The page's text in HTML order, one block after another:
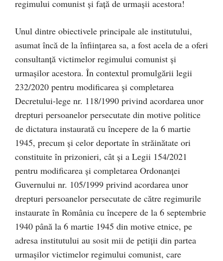
regimului comunist și față de urmașii acestora!
Unul dintre obiectivele principale ale institutului,
asumat încă de la înființarea sa, a fost acela de a oferi
consultanță victimelor regimului comunist și
urmașilor acestora. În contextul promulgării legii
232/2020 pentru modificarea și completarea
Decretului-lege nr. 118/1990 privind acordarea unor
drepturi persoanelor persecutate din motive politice
de dictatura instaurată cu începere de la 6 martie
1945, precum și celor deportate în străinătate ori
constituite în prizonieri, cât și a Legii 154/2021
pentru modificarea și completarea Ordonanței
Guvernului nr. 105/1999 privind acordarea unor
drepturi persoanelor persecutate de către regimurile
instaurate în România cu începere de la 6 septembrie
1940 până la 6 martie 1945 din motive etnice, pe
adresa institutului au sosit mii de petiții din partea
urmașilor victimelor regimului comunist, care